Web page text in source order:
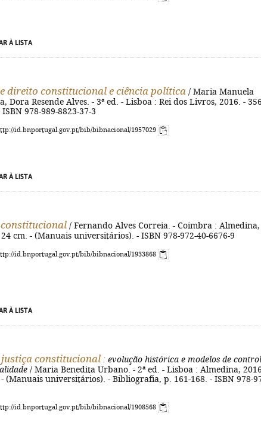
À LISTA
direito constitucional e ciência política / Maria Manuela
Dora Resende Alves. - 3ª ed. - Lisboa : Rei dos Livros, 2016. -
978-989-8823-37-3
id.bnportugal.gov.pt/bib/bibnacional/1957029
À LISTA
/ Fernando Alves Correia. - Coimbra : Almedina,
cm. - (Manuais universitários). - ISBN 978-972-40-6676-9
id.bnportugal.gov.pt/bib/bibnacional/1933868
À LISTA
justiça constitucional : evolução histórica e modelos de
/ Maria Benedita Urbano. - 2ª ed. - Lisboa : Almedina,
(Manuais universitários). - Bibliografia, p. 161-168. - ISBN 978-
id.bnportugal.gov.pt/bib/bibnacional/1908568